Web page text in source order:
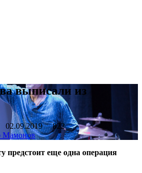
выписали из
02.09.2019
822
Мамонов
предстоит еще одна операция